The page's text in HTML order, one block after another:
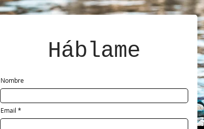
Háblame
Nombre
Email